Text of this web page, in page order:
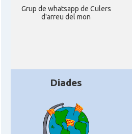
Grup de whatsapp de Culers
d'arreu del mon
Diades